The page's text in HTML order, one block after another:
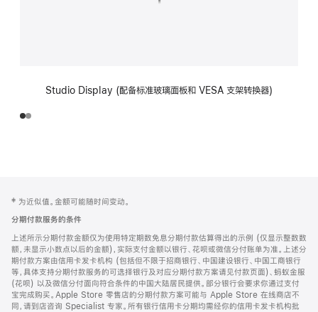
Studio Display (配备标准玻璃面板和 VESA 支架转换器)
页
页
脚
注
‡ 为近似值。金额可能随时间变动。
分期付款服务的条件
上述所示分期付款金额仅为使用特定期数免息分期付款估算得出的示例 (仅显示整数数
额，未显示小数点以后的金额)，实际支付金额以银行、花呗或微信分付账单为准。上述分
期付款方案由信用卡发卡机构 (包括但不限于招商银行、中国建设银行、中国工商银行
等，具体支持分期付款服务的可选择银行及对应分期付款方案请见付款页面)、蚂蚁金服
(花呗) 以及微信分付面向符合条件的中国大陆居民提供。部分银行会要求你通过支付
宝完成购买。Apple Store 零售店的分期付款方案可能与 Apple Store 在线商店不
同，请到店咨询 Specialist 专家。所有银行信用卡分期均需经你的信用卡发卡机构批